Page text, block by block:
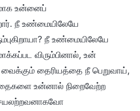
உன்னைப்
நீ உண்மையிலேயே
நீ உண்மையிலேயே
விரும்பினால், உன்
தைரியத்தை நீ பெறுவாய்,
உன்னால் நிறைவேற்ற
செயலற்றவனாகவோ